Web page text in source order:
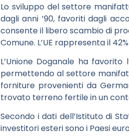
Lo sviluppo del settore
dagli anni ’90, favoriti dagli
consente il libero scambio di
Comune. L’UE rappresenta il
L’Unione Doganale ha
permettendo al settore
forniture provenienti da
trovato terreno fertile in un
Secondo i dati dell’Istituto di
investitori esteri sono i Paesi